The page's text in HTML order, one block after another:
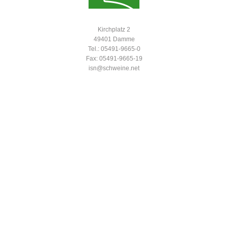
Kirchplatz 2
49401 Damme
Tel.: 05491-9665-0
Fax: 05491-9665-19
isn@schweine.net